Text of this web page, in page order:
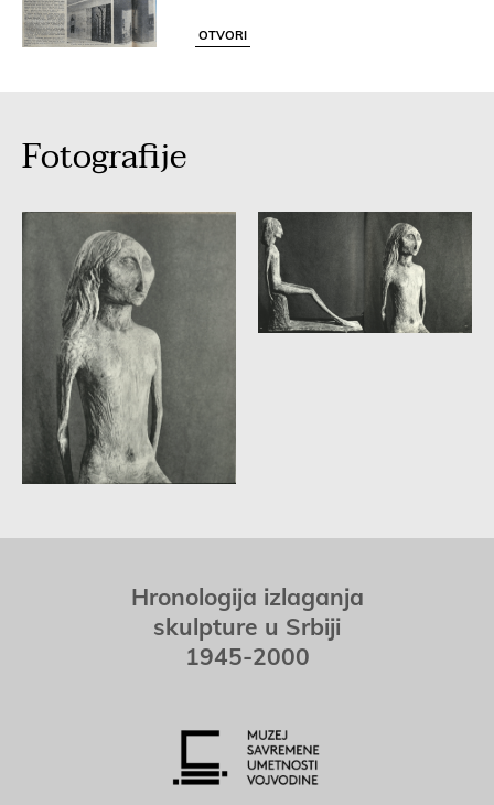
OTVORI
Fotografije
Hronologija izlaganja
skulpture u Srbiji
1945-2000